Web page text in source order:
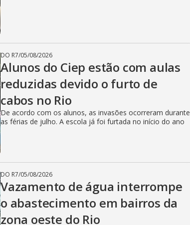
DO R7/05/08/2026
Alunos do Ciep estão com aulas
reduzidas devido o furto de
cabos no Rio
De acordo com os alunos, as invasões ocorreram durante
as férias de julho. A escola já foi furtada no início do ano
DO R7/05/08/2026
Vazamento de água interrompe
o abastecimento em bairros da
zona oeste do Rio